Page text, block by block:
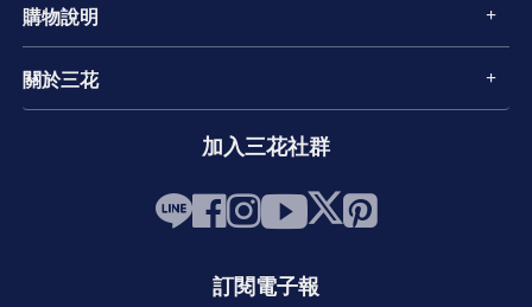
購物說明
關於三花
加入三花社群
訂閱電子報